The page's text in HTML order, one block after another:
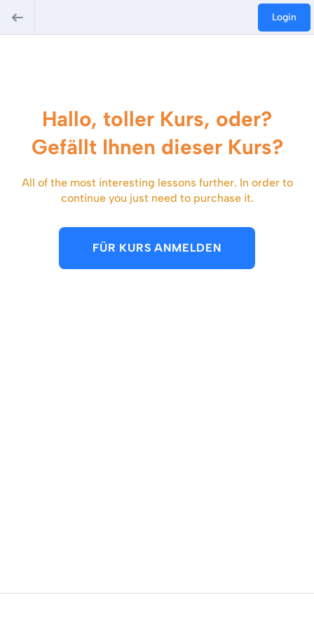
Login
Hallo, toller Kurs, oder?
Gefällt Ihnen dieser Kurs?
All of the most interesting lessons further. In order to
continue you just need to purchase it.
FÜR KURS ANMELDEN